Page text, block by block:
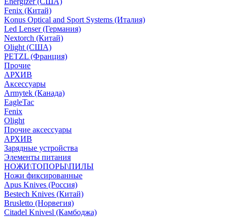
Fenix (Китай)
Konus Optical and Sport Systems (Италия)
Led Lenser (Германия)
Nextorch (Китай)
Olight (США)
PETZL (Франция)
Прочие
АРХИВ
Аксессуары
Armytek (Канада)
EagleTac
Fenix
Olight
Прочие аксессуары
АРХИВ
Зарядные устройства
Элементы питания
НОЖИ\ТОПОРЫ\ПИЛЫ
Ножи фиксированные
Apus Knives (Россия)
Bestech Knives (Китай)
Brusletto (Норвегия)
Citadel Knivesl (Камбоджа)